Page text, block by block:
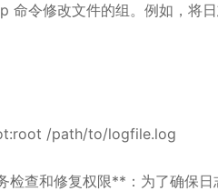
命令修改文件的组。例如，将
/path/to/logfile.log
检查和修复权限**：为了确保